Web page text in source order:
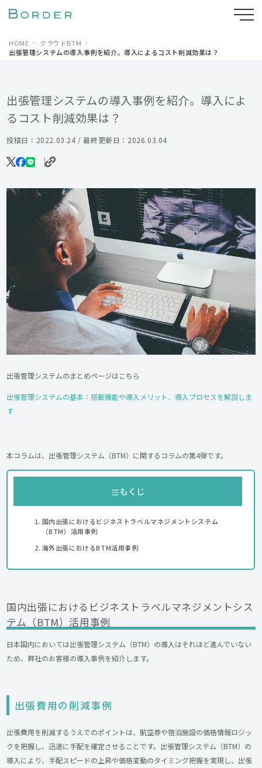
HOME
クラウドBTM
出張管理システムの導入事例を紹介。導入によるコスト削減効果は？
出張管理システムの導入事例を紹介。導入によ
るコスト削減効果は？
投稿日：2022.03.24 / 最終更新日：2026.03.04
出張管理システムのまとめページはこちら
出張管理システムの基本：搭載機能や導入メリット、導入プロセスを解説しま
す
本コラムは、出張管理システム（BTM）に関するコラムの第4弾です。
もくじ
国内出張におけるビジネストラベルマネジメントシステム
（BTM）活用事例
海外出張におけるBTM活用事例
国内出張におけるビジネストラベルマネジメントシス
テム（BTM）活用事例
日本国内においては出張管理システム（BTM）の導入はそれほど進んでいない
ため、弊社のお客様の導入事例を紹介します。
出張費用の削減事例
出張費用を削減するうえでのポイントは、航空券や宿泊施設の価格情報ロジッ
クを把握し、迅速に手配を確定させることです。出張管理システム（BTM）の
導入により、手配スピードの上昇や価格変動のタイミング把握を実現し、出張